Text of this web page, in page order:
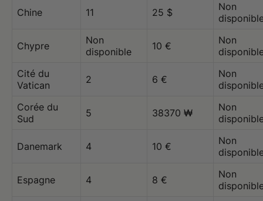
Chine 11 25 $
Non
Chypre
Non
disponible
10 €
Non
Cité du
Vatican
2 6 €
Non
Corée du
Sud
5 38370 ₩
Non
Danemark 4 10 €
Non
Espagne 4 8 €
Non